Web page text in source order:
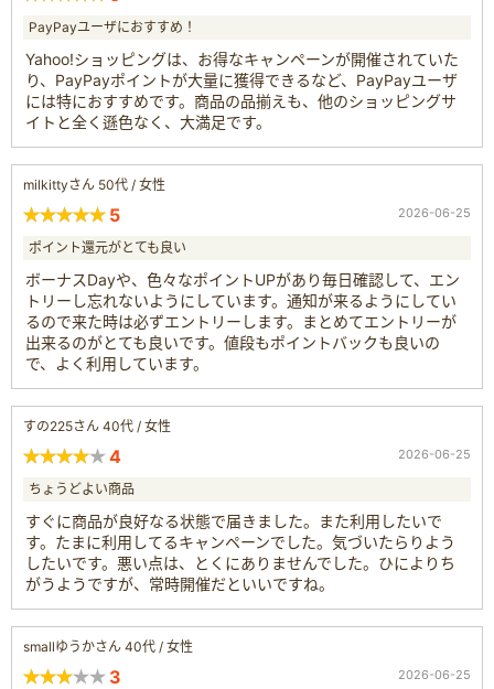
PayPayユーザにおすすめ！
Yahoo!ショッピングは、お得なキャンペーンが開催されていた
り、PayPayポイントが大量に獲得できるなど、PayPayユーザ
には特におすすめです。商品の品揃えも、他のショッピングサ
イトと全く遜色なく、大満足です。
milkittyさん 50代 / 女性
5 2026-06-25
ポイント還元がとても良い
ボーナスDayや、色々なポイントUPがあり毎日確認して、エン
トリーし忘れないようにしています。通知が来るようにしてい
るので来た時は必ずエントリーします。まとめてエントリーが
出来るのがとても良いです。値段もポイントバックも良いの
で、よく利用しています。
すの225さん 40代 / 女性
4 2026-06-25
ちょうどよい商品
すぐに商品が良好なる状態で届きました。また利用したいで
す。たまに利用してるキャンペーンでした。気づいたらりよう
したいです。悪い点は、とくにありませんでした。ひによりち
がうようですが、常時開催だといいですね。
smallゆうかさん 40代 / 女性
3 2026-06-25